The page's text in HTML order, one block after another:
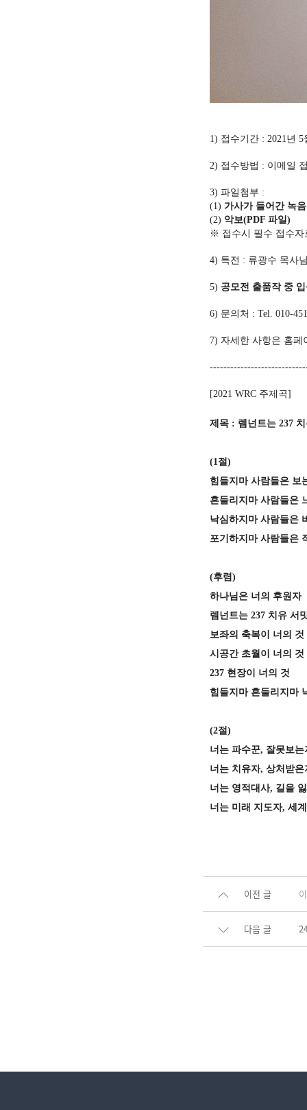
1) 접수기간 : 2021년
2) 접수방법 : 이메일
3) 파일첨부 :
(1) 가사가 들어간 녹
(2) 악보(PDF 파일)
※ 접수시 필수 접수
4) 특전 : 류광수 목사
5) 공모전 출품작 중
6) 문의처 : Tel. 010-
7) 자세한 사항은 홈페
[2021 WRC 주제곡]
제목 : 렘넌트는 237
(1절)
힘들지마 사람들은 보
흔들리지마 사람들은
낙심하지마 사람들은
포기하지마 사람들은
(후렴 )
하나님은 너의 후원자
렘넌트는 237 치유 서
보좌의 축복이 너의 것
시공간 초월이 너의 것
237 현장이 너의 것
힘들지마 흔들리지마
(2절)
너는 파수꾼, 잘못보
너는 치유자, 상처받은
너는 영적대사, 길을
너는 미래 지도자, 세
이전 글
다음 글